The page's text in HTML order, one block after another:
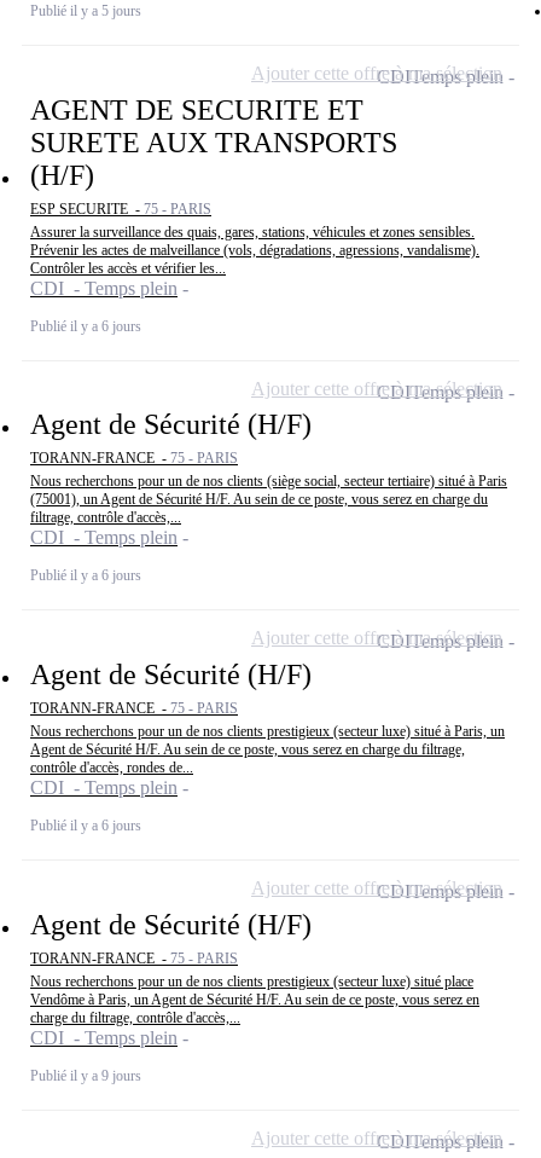
Publié il y a 5 jours
AGENT DE SECURITE ET
SURETE AUX TRANSPORTS
(H/F)
ESP SECURITE - 75 - PARIS
Assurer la surveillance des quais, gares, stations, véhicules et zones sensibles.
Prévenir les actes de malveillance (vols, dégradations, agressions, vandalisme).
Contrôler les accès et vérifier les...
CDI - Temps plein
Publié il y a 6 jours
CDITemps plein
Ajouter cette offre à ma sélection
Agent de Sécurité (H/F)
TORANN-FRANCE - 75 - PARIS
Nous recherchons pour un de nos clients (siège social, secteur tertiaire) situé à Paris
(75001), un Agent de Sécurité H/F. Au sein de ce poste, vous serez en charge du
filtrage, contrôle d'accès,...
CDI - Temps plein
Publié il y a 6 jours
CDITemps plein
Ajouter cette offre à ma sélection
Agent de Sécurité (H/F)
TORANN-FRANCE - 75 - PARIS
Nous recherchons pour un de nos clients prestigieux (secteur luxe) situé à Paris, un
Agent de Sécurité H/F. Au sein de ce poste, vous serez en charge du filtrage,
contrôle d'accès, rondes de...
CDI - Temps plein
Publié il y a 6 jours
CDITemps plein
Ajouter cette offre à ma sélection
Agent de Sécurité (H/F)
TORANN-FRANCE - 75 - PARIS
Nous recherchons pour un de nos clients prestigieux (secteur luxe) situé place
Vendôme à Paris, un Agent de Sécurité H/F. Au sein de ce poste, vous serez en
charge du filtrage, contrôle d'accès,...
CDI - Temps plein
Publié il y a 9 jours
CDITemps plein
Ajouter cette offre à ma sélection
CDITemps plein
Ajouter cette offre à ma sélection